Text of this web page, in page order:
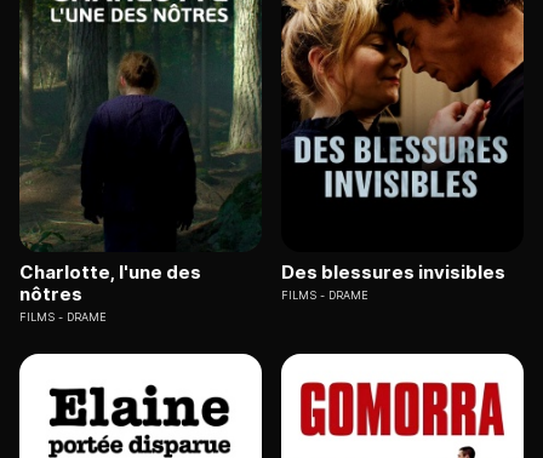
Charlotte, l'une des
nôtres
FILMS DRAME
Des blessures invisibles
FILMS DRAME